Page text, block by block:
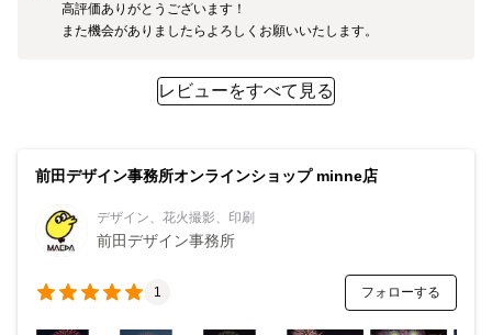
高評価ありがとうございます！
また機会がありましたらよろしくお願いいたします。
レビューをすべて見る
前田デザイン事務所オンラインショップ minne店
デザイン、花火撮影、印刷
前田デザイン事務所
1 フォローする